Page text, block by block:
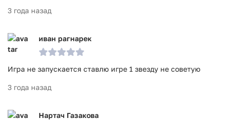
3 года назад
иван рагнарек
Игра не запускается ставлю игре 1 звезду не советую
3 года назад
Нартач Газакова